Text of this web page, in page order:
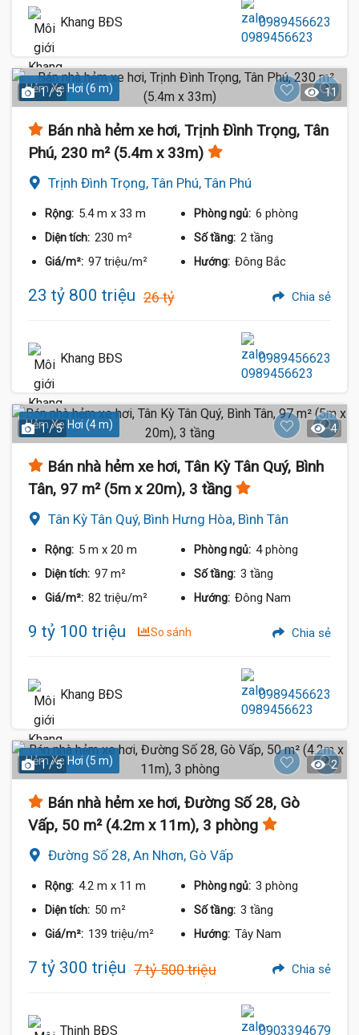
Khang BĐS 0989456623
Hẻm Xe Hơi (6 m)
1 / 5 11
Bán nhà hẻm xe hơi, Trịnh Đình Trọng, Tân
Phú, 230 m² (5.4m x 33m)
Trịnh Đình Trọng, Tân Phú, Tân Phú
Rộng: 5.4 m x 33 m Phòng ngủ: 6 phòng
Diện tích: 230 m² Số tầng: 2 tầng
Giá/m²: 97 triệu/m² Hướng: Đông Bắc
23 tỷ 800 triệu 26 tỷ Chia sẻ
Khang BĐS 0989456623
Hẻm Xe Hơi (4 m)
1 / 5 4
Bán nhà hẻm xe hơi, Tân Kỳ Tân Quý, Bình
Tân, 97 m² (5m x 20m), 3 tầng
Tân Kỳ Tân Quý, Bình Hưng Hòa, Bình Tân
Rộng: 5 m x 20 m Phòng ngủ: 4 phòng
Diện tích: 97 m² Số tầng: 3 tầng
Giá/m²: 82 triệu/m² Hướng: Đông Nam
9 tỷ 100 triệu So sánh Chia sẻ
Khang BĐS 0989456623
Hẻm Xe Hơi (5 m)
1 / 5 2
Bán nhà hẻm xe hơi, Đường Số 28, Gò
Vấp, 50 m² (4.2m x 11m), 3 phòng
Đường Số 28, An Nhơn, Gò Vấp
Rộng: 4.2 m x 11 m Phòng ngủ: 3 phòng
Diện tích: 50 m² Số tầng: 3 tầng
Giá/m²: 139 triệu/m² Hướng: Tây Nam
7 tỷ 300 triệu 7 tỷ 500 triệu Chia sẻ
Thịnh BĐS 0903394679